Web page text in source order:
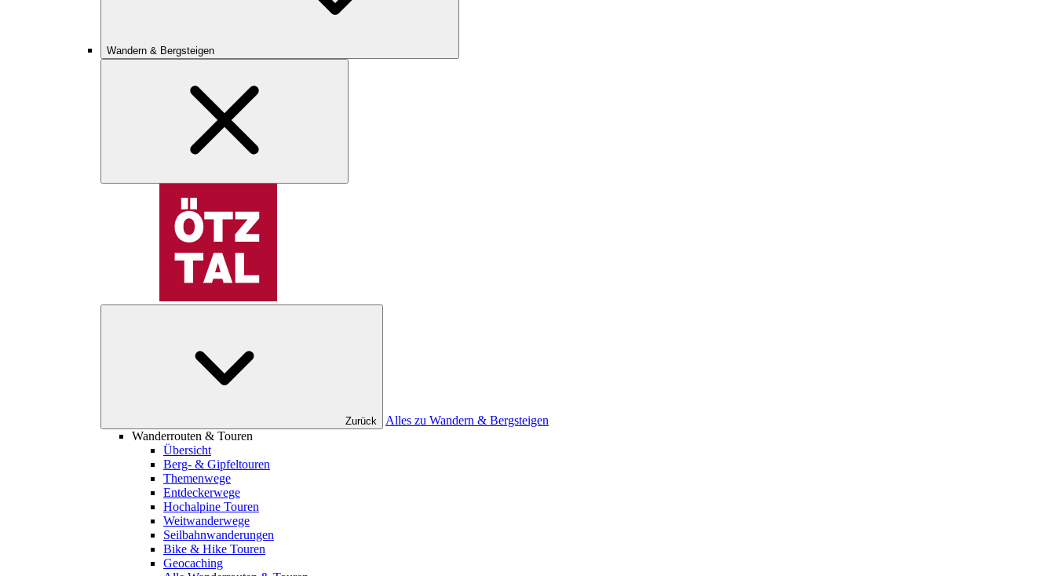
Wandern & Bergsteigen
Zurück
Alles zu Wandern & Bergsteigen
Wanderrouten & Touren
Übersicht
Berg- & Gipfeltouren
Themenwege
Entdeckerwege
Hochalpine Touren
Weitwanderwege
Seilbahnwanderungen
Bike & Hike Touren
Geocaching